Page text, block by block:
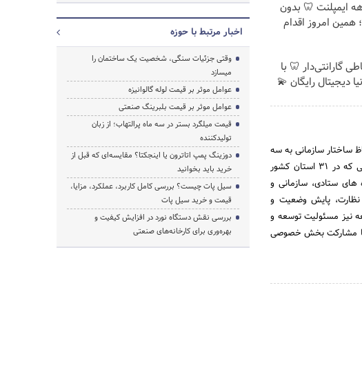
۱۲ ماهه ایمپلنت 🦷 بدون
امروز اقدام
گارانتی‌دار 🦷 با
دیجیتال رایگان 💫
ساختار سازمانی به سه
بخش اصلی تقسیم می شود. حوزه ستادی، حوزه سازمان های تابعه و حوزه سازمان های استانی که در 31 استان کشور
ستادی، سازمانی و
نظارت، پایش وضعیت و
نیز مسئولیت توسعه و
با مشارکت بخش خصوصی
اخبار مرتبط با حوزه
وقتی جزئیات سنگی، شخصیت یک ساختمان را
میسازد
عوامل موثر بر قیمت لوله گالوانیزه
عوامل موثر بر قیمت بلبرینگ صنعتی
قیمت میلگرد بستر در سه ماه پرالتهاب؛ از زبان
تولیدکننده
دوزینگ پمپ اتاترون یا اینجکتا؟ مقایسه‌ای که قبل از
خرید باید بخوانید
سیل پات چیست؟ بررسی کامل کاربرد، عملکرد، مزایا،
قیمت و خرید سیل پات
بررسی نقش دستگاه نورد در افزایش کیفیت و
بهره‌وری برای کارخانه‌های صنعتی